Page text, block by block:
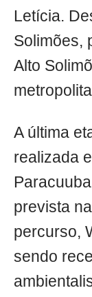
Letícia.
Solimões,
Alto
A última
realizada
prevista
percurso,
sendo